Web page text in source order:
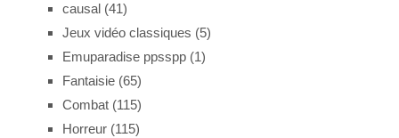
causal (41)
Jeux vidéo classiques (5)
Emuparadise ppsspp(1)
Fantaisie(65)
Combat(115)
Horreur(115)